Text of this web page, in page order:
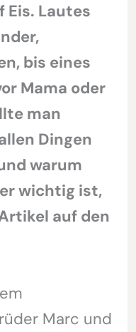
Eis. Lautes
bis eines
Mama oder
man
Dingen
warum
wichtig ist,
auf den
Marc und